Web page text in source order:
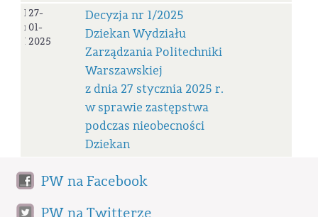
Decyzja
nr
1/2025
27-
01-
2025
Decyzja nr 1/2025
Dziekan Wydziału
Zarządzania Politechniki
Warszawskiej
z dnia 27 stycznia 2025 r.
w sprawie zastępstwa
podczas nieobecności
Dziekan
PW na Facebook